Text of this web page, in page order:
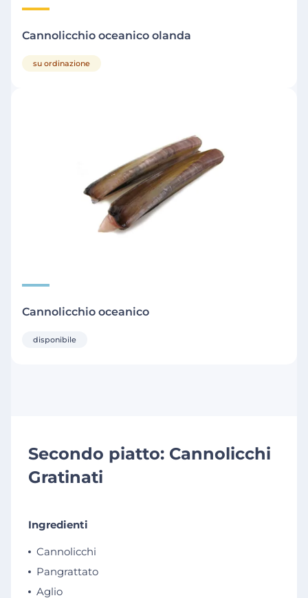
Cannolicchio oceanico olanda
su ordinazione
Cannolicchio oceanico
disponibile
Secondo piatto: Cannolicchi
Gratinati
Ingredienti
Cannolicchi
Pangrattato
Aglio